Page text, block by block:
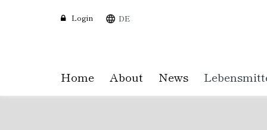
DE
Login
Home About News